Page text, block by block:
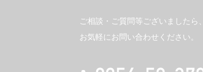
ご相談・ご質問等ございましたら、
お気軽にお問い合わせください。